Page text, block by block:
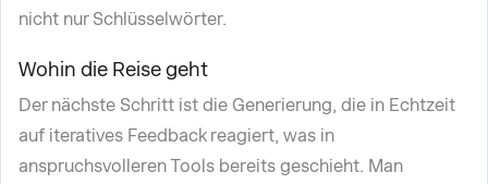
nicht nur Schlüsselwörter.
Wohin die Reise geht
Der nächste Schritt ist die Generierung, die in Echtzeit
auf iteratives Feedback reagiert, was in
anspruchsvolleren Tools bereits geschieht. Man